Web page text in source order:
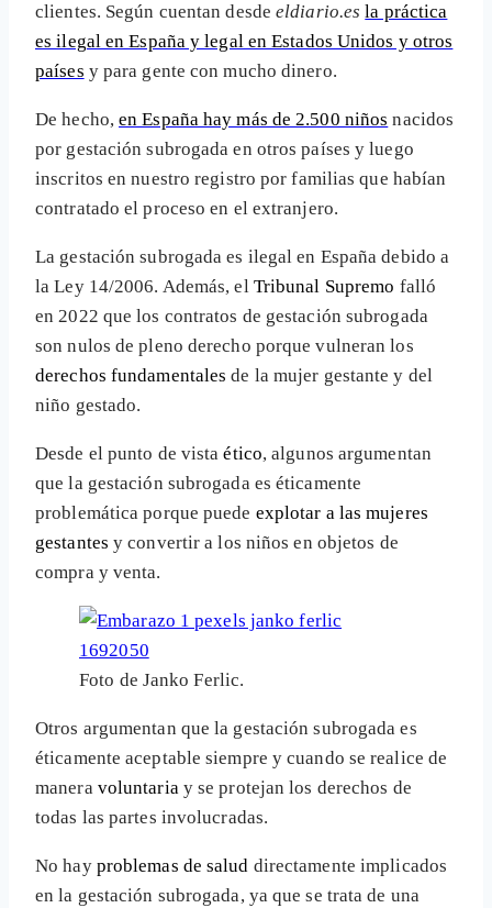
clientes. Según cuentan desdeeldiario.es la práctica
es ilegal en España y legal en Estados Unidos y otros
países y para gente con mucho dinero.
De hecho,en España hay más de 2.500 niños nacidos
por gestación subrogada en otros países y luego
inscritos en nuestro registro por familias que habían
contratado el proceso en el extranjero.
La gestación subrogada es ilegal en España debido a
la Ley 14/2006. Además, el Tribunal Supremo falló
en 2022 que los contratos de gestación subrogada
son nulos de pleno derecho porque vulneran los
derechos fundamentales de la mujer gestante y del
niño gestado.
Desde el punto de vistaético, algunos argumentan
que la gestación subrogada es éticamente
problemática porque puede explotar a las mujeres
gestantes y convertir a los niños en objetos de
compra y venta.
Foto de Janko Ferlic.
Otros argumentan que la gestación subrogada es
éticamente aceptable siempre y cuando se realice de
manera voluntaria y se protejan los derechos de
todas las partes involucradas.
No hay problemas de salud directamente implicados
en la gestación subrogada, ya que se trata de una